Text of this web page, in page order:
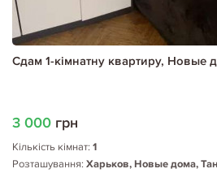
Сдам 1-кімнатну квартиру, Новые
3 000 грн
Кількість кімнат: 1
Розташування: Харьков, Новые дома,